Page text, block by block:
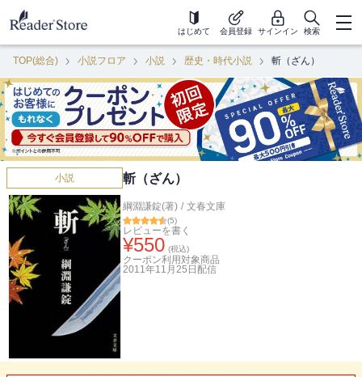
はじめて 会員登録 サインイン 検索
TOP(総合) 小説フロア 小説 歴史・時代小説 斬（ざん）
小説 斬（ざん）
綱淵謙錠(著) / 文春文庫
(5)
レビューを書く
¥550 (税込)
クーポン利用対象商品
2011年11月25日 配信